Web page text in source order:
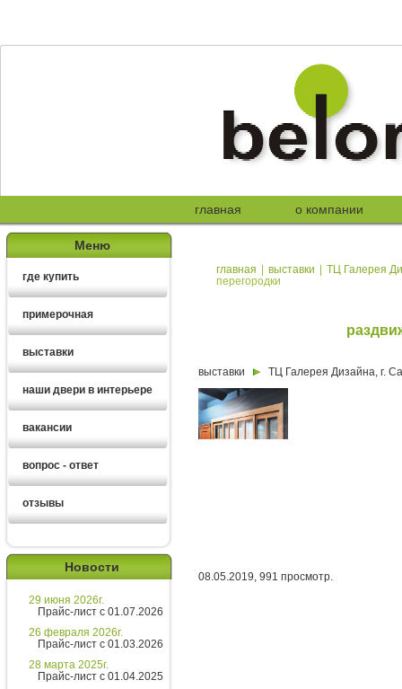
главная о компании
Меню
где купить
примерочная
выставки
наши двери в интерьере
вакансии
вопрос - ответ
отзывы
Новости
29 июня 2026г.
Прайс-лист с 01.07.2026
26 февраля 2026г.
Прайс-лист с 01.03.2026
28 марта 2025г.
Прайс-лист с 01.04.2025
главная | выставки | ТЦ Галерея
перегородки
выставки ТЦ Галерея Дизайна, г.
08.05.2019, 991 просмотр.
Ирина
Здравствуйте!
Хотите получить расчет
стоимости за 5 минут?
Напишите мне и я все расскажу
подробно!